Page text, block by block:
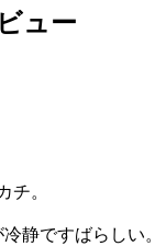
ュー
チ。
静ですばらしい。